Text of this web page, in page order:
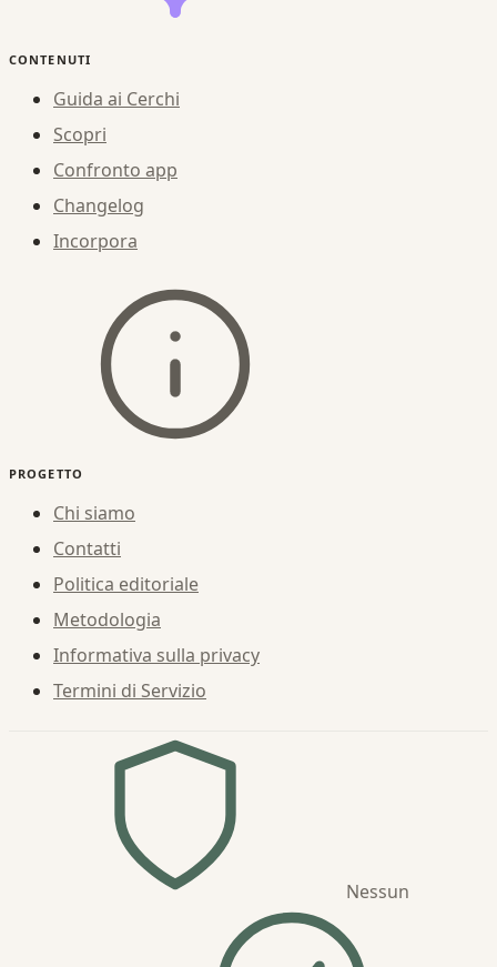
CONTENUTI
Guida ai Cerchi
Scopri
Confronto app
Changelog
Incorpora
PROGETTO
Chi siamo
Contatti
Politica editoriale
Metodologia
Informativa sulla privacy
Termini di Servizio
Nessun